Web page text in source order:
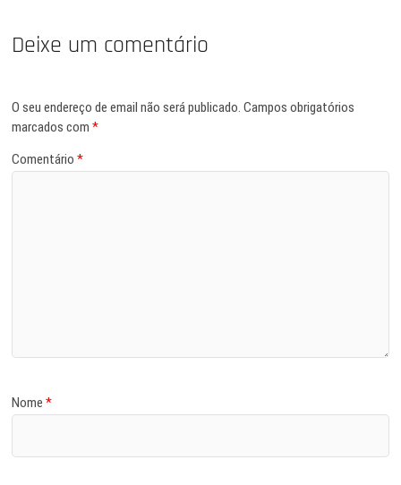
Deixe um comentário
O seu endereço de email não será publicado. Campos obrigatórios
marcados com*
Comentário*
Nome*